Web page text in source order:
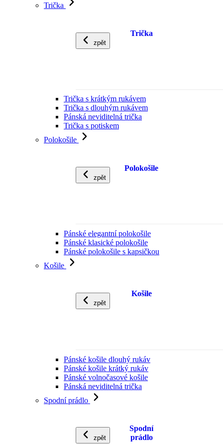
Trička
zpět
Trička
Trička s krátkým rukávem
Trička s dlouhým rukávem
Pánská neviditelná trička
Trička s potiskem
Polokošile
zpět
Polokošile
Pánské elegantní polokošile
Pánské klasické polokošile
Pánské polokošile s kapsičkou
Košile
zpět
Košile
Pánské košile dlouhý rukáv
Pánské košile krátký rukáv
Pánské volnočasové košile
Pánská neviditelná trička
Spodní prádlo
zpět
Spodní
prádlo